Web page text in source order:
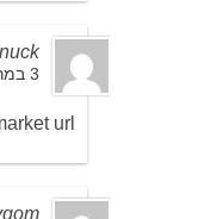
3 במרץ 2025 ב 21:33
url